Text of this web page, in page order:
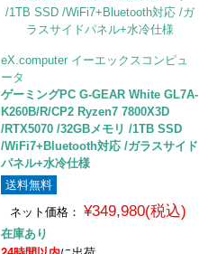
eX.computer イーエックスコンピュ
ータ
ゲーミングPC G-GEAR White GL7A-
K260B/R/CP2 Ryzen7 7800X3D
/RTX5070 /32GBメモリ /1TB SSD
/WiFi7+Bluetooth対応 /ガラスサイド
パネル+水冷仕様
送料無料
ネット価格： ¥349,980(税込)
在庫あり